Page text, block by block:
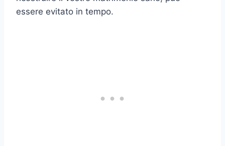
essere evitato in tempo.